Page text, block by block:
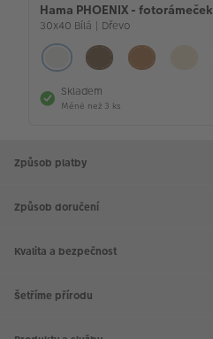
Hama PHOENIX - fotorámeček
30x40 Bílá | Dřevo
Skladem
Méně než 3 ks
Způsob platby
Způsob doručení
Kvalita a bezpečnost
Šetříme přírodu